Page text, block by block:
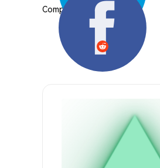
Compartilhar: